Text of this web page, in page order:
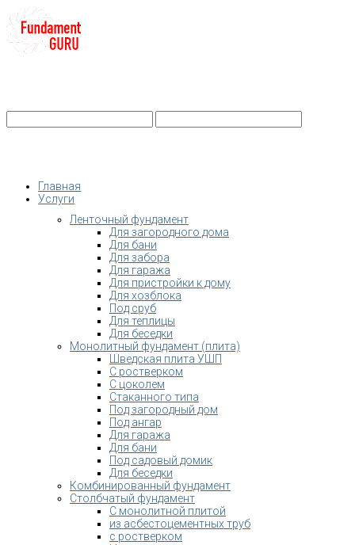
Главная
Услуги
Ленточный фундамент
Для загородного дома
Для бани
Для забора
Для гаража
Для пристройки к дому
Для хозблока
Под сруб
Для теплицы
Для беседки
Монолитный фундамент (плита)
Шведская плита УШП
С ростверком
С цоколем
Стаканного типа
Под загородный дом
Под ангар
Для гаража
Для бани
Под садовый домик
Для беседки
Комбинированный фундамент
Столбчатый фундамент
С монолитной плитой
из асбестоцементных труб
с ростверком